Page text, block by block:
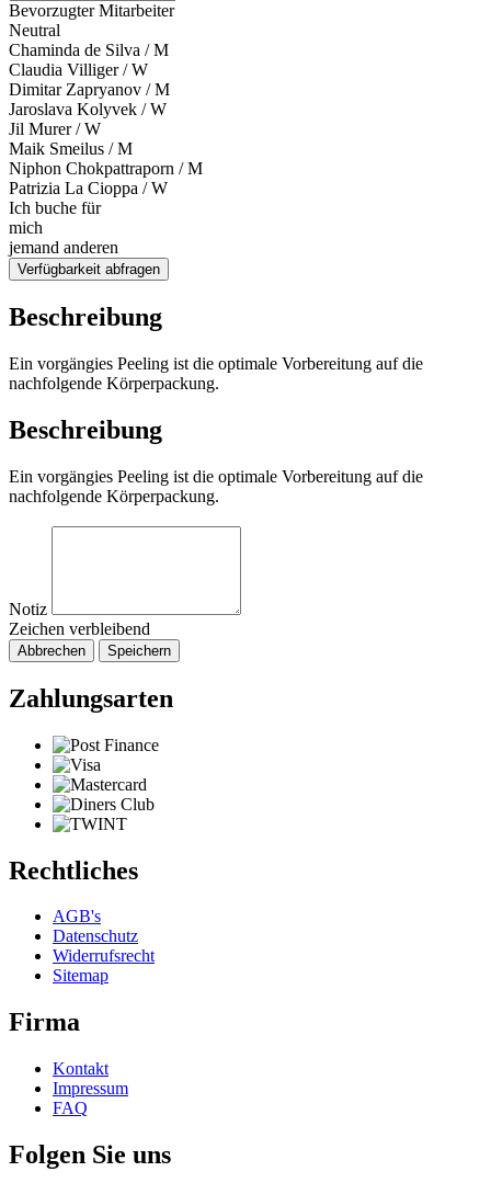
Bevorzugter Mitarbeiter
Neutral
Chaminda de Silva / M
Claudia Villiger / W
Dimitar Zapryanov / M
Jaroslava Kolyvek / W
Jil Murer / W
Maik Smeilus / M
Niphon Chokpattraporn / M
Patrizia La Cioppa / W
Ich buche für
mich
jemand anderen
Verfügbarkeit abfragen
Beschreibung
Ein vorgängies Peeling ist die optimale Vorbereitung auf die
nachfolgende Körperpackung.
Beschreibung
Ein vorgängies Peeling ist die optimale Vorbereitung auf die
nachfolgende Körperpackung.
Notiz
Zeichen verbleibend
Abbrechen Speichern
Zahlungsarten
Rechtliches
AGB's
Datenschutz
Widerrufsrecht
Sitemap
Firma
Kontakt
Impressum
FAQ
Folgen Sie uns